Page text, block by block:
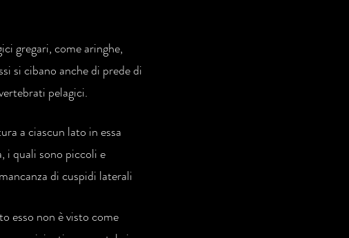
gregari, come aringhe,
si cibano anche di prede di
pelagici.
a ciascun lato in essa
i quali sono piccoli e
di cuspidi laterali
esso non è visto come